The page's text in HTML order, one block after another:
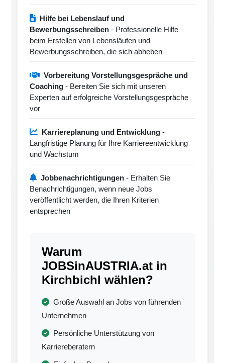
Hilfe bei Lebenslauf und
Bewerbungsschreiben - Professionelle Hilfe
beim Erstellen von Lebensläufen und
Bewerbungsschreiben, die sich abheben
Vorbereitung Vorstellungsgespräche und
Coaching - Bereiten Sie sich mit unseren
Experten auf erfolgreiche Vorstellungsgespräche
vor
Karriereplanung und Entwicklung -
Langfristige Planung für Ihre Karriereentwicklung
und Wachstum
Jobbenachrichtigungen - Erhalten Sie
Benachrichtigungen, wenn neue Jobs
veröffentlicht werden, die Ihren Kriterien
entsprechen
Warum
JOBSinAUSTRIA.at in
Kirchbichl wählen?
Große Auswahl an Jobs von führenden
Unternehmen
Persönliche Unterstützung von
Karriereberatern